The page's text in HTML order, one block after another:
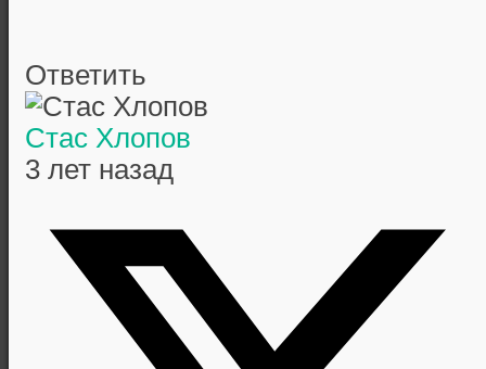
Ответить
Стас Хлопов
3 лет назад